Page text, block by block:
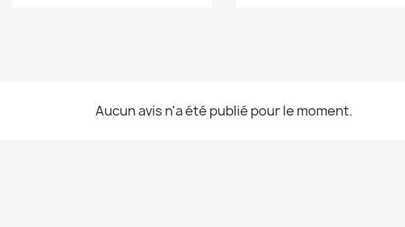
Aucun avis n'a été publié pour le moment.